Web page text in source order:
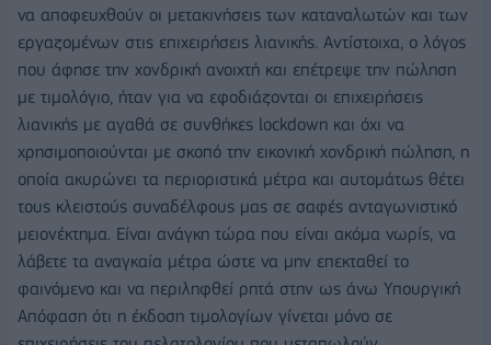
να αποφευχθούν οι μετακινήσεις των καταναλωτών και των
εργαζομένων στις επιχειρήσεις λιανικής. Αντίστοιχα, ο λόγος
που άφησε την χονδρική ανοιχτή και επέτρεψε την πώληση
με τιμολόγιο, ήταν για να εφοδιάζονται οι επιχειρήσεις
λιανικής με αγαθά σε συνθήκες lockdown και όχι να
χρησιμοποιούνται με σκοπό την εικονική χονδρική πώληση, η
οποία ακυρώνει τα περιοριστικά μέτρα και αυτομάτως θέτει
τους κλειστούς συναδέλφους μας σε σαφές ανταγωνιστικό
μειονέκτημα. Είναι ανάγκη τώρα που είναι ακόμα νωρίς, να
λάβετε τα αναγκαία μέτρα ώστε να μην επεκταθεί το
φαινόμενο και να περιληφθεί ρητά στην ως άνω Υπουργική
Απόφαση ότι η έκδοση τιμολογίων γίνεται μόνο σε